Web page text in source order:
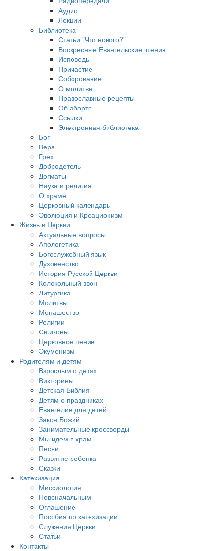
Аудио
Лекции
Библиотека
Статьи "Что нового?"
Воскресные Евангельские чтения
Исповедь
Причастие
Соборование
О молитве
Православные рецепты
Об аборте
Ссылки
Электронная библиотека
Бог
Вера
Грех
Добродетель
Догматы
Наука и религия
О храме
Церковный календарь
Эволюция и Креационизм
Жизнь в Церкви
Актуальные вопросы
Апологетика
Богослужебный язык
Духовенство
История Русской Церкви
Колокольный звон
Литургика
Молитвы
Монашество
Религии
Св.иконы
Церковное пение
Экуменизм
Родителям и детям
Взрослым о детях
Викторины
Детская Библия
Детям о праздниках
Евангелие для детей
Закон Божий
Занимательные кроссворды
Мы идем в храм
Песни
Развитие ребенка
Сказки
Катехизация
Миссиология
Новоначальным
Оглашение
Пособия по катехизации
Служения Церкви
Статьи
Контакты